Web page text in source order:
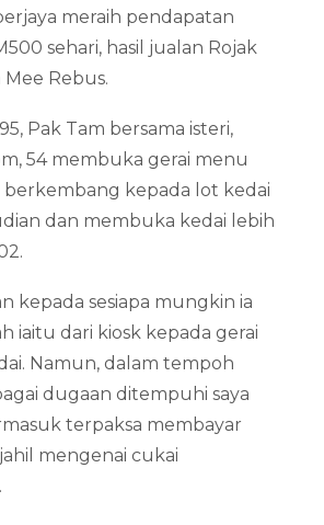
meraih pendapatan
sehari, hasil jualan Rojak
Rebus.
Pak Tam bersama isteri,
54 membuka gerai menu
berkembang kepada lot kedai
dan membuka kedai lebih
kepada sesiapa mungkin ia
iaitu dari kiosk kepada gerai
Namun, dalam tempoh
dugaan ditempuhi saya
terpaksa membayar
mengenai cukai